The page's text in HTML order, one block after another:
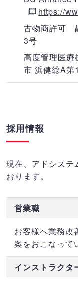
https://
古物商許可
3号
高度管理医
市 浜健総A
採用情報
現在、アドシステ
おります。
営業職
お客様へ業務改
案をおこなって
インストラクタ